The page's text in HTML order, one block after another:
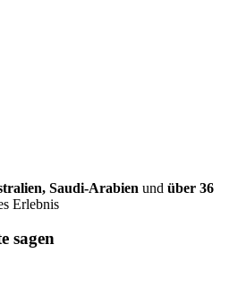
Saudi-Arabien und über 36
Erlebnis
sagen